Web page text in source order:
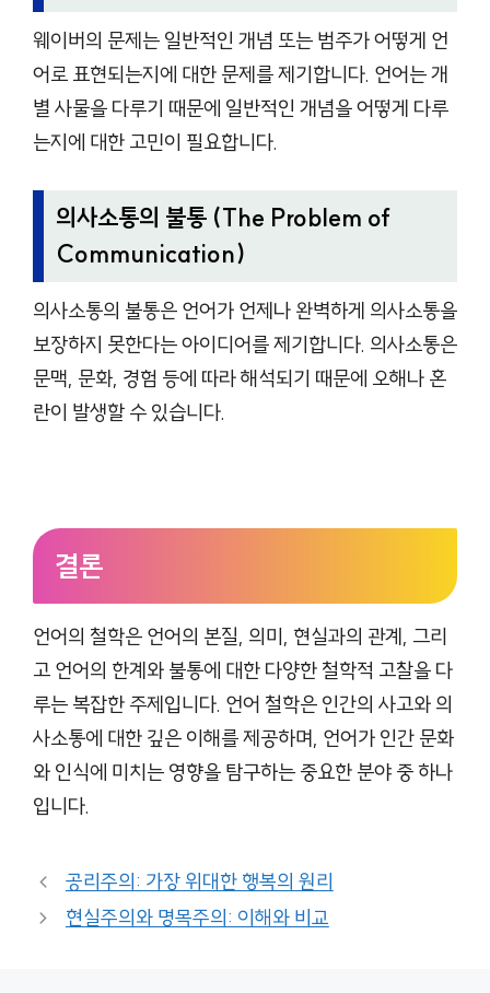
웨이버의 문제는 일반적인 개념 또는 범주가 어떻게 언
어로 표현되는지에 대한 문제를 제기합니다. 언어는 개
별 사물을 다루기 때문에 일반적인 개념을 어떻게 다루
는지에 대한 고민이 필요합니다.
의사소통의 불통 (The Problem of
Communication)
의사소통의 불통은 언어가 언제나 완벽하게 의사소통을
보장하지 못한다는 아이디어를 제기합니다. 의사소통은
문맥, 문화, 경험 등에 따라 해석되기 때문에 오해나 혼
란이 발생할 수 있습니다.
결론
언어의 철학은 언어의 본질, 의미, 현실과의 관계, 그리
고 언어의 한계와 불통에 대한 다양한 철학적 고찰을 다
루는 복잡한 주제입니다. 언어 철학은 인간의 사고와 의
사소통에 대한 깊은 이해를 제공하며, 언어가 인간 문화
와 인식에 미치는 영향을 탐구하는 중요한 분야 중 하나
입니다.
공리주의: 가장 위대한 행복의 원리
현실주의와 명목주의: 이해와 비교